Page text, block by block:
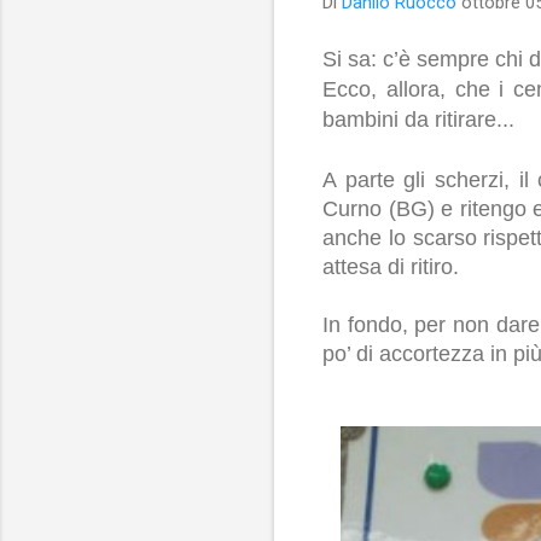
Si sa: c’è sempre chi
Ecco, allora, che i
bambini da ritirare...
A parte gli scherzi, il
Curno (BG) e ritengo
anche lo scarso
attesa di ritiro.
In fondo, per non
po’ di accortezza in